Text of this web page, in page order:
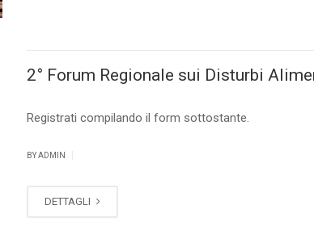
2° Forum Regionale sui Disturbi
Registrati compilando il form sottostante.
BY ADMIN
DETTAGLI